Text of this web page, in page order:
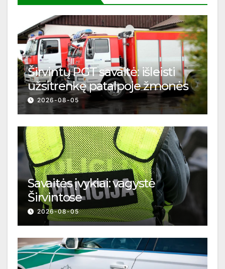
Širvintų PGT savaitė: išleisti
užsitrenkę patalpoje žmonės
2026-08-05
Savaitės įvykiai: vagystė
Širvintose
2026-08-05